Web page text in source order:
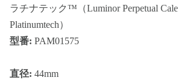
ラチナテック™（Luminor Perpetual
Platinumtech）
型番: PAM01575
直径: 44mm